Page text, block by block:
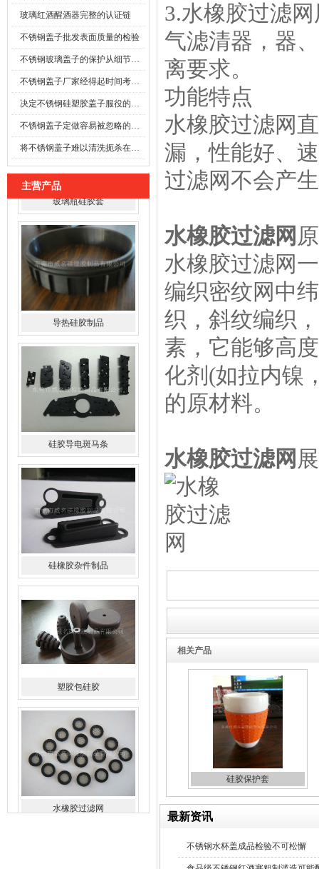
玻璃红酒醒酒器完整的认证链
不锈钢盖子批发表面质量的检验
不锈钢玻璃盖子的保护从细节开始
不锈钢盖子厂家经得起时间考验的防线
决定不锈钢硅塑胶盖子服役的寿命
不锈钢盖子定做容易被忽略的施工细节
将不锈钢盖子难以清洗扼杀在萌芽之前
主营产品
导热硅胶制品
硅胶导电斑马条
硅橡胶杂件制品
3.水橡胶过滤
气滤清器，器
离要求。
功能特点
水橡胶过滤网
漏，性能好、
过滤网不会产
水橡胶过滤网
水橡胶过滤网
编织密纹网中
织，斜纹编织
素，它能够高
化剂(如拉内镍
的原材料。
水橡胶过滤网
相关产品
硅胶保护套
最新资讯
不锈钢水杯盖成品检验不可松懈